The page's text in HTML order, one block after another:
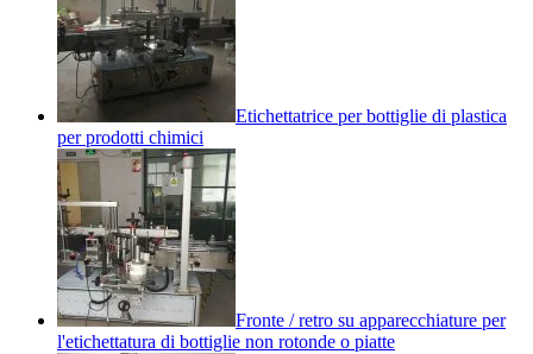
Etichettatrice per bottiglie di plastica
per prodotti chimici
Fronte / retro su apparecchiature per
l'etichettatura di bottiglie non rotonde o piatte